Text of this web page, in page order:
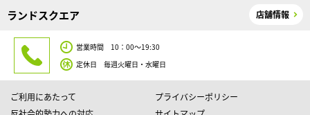
ランドスクエア 店舗情報
営業時間 10：00～19:30
定休日 毎週火曜日・水曜日
ご利用にあたって
プライバシーポリシー